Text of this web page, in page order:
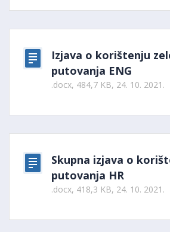
Izjava o korištenju
putovanja ENG
.docx, 484,7 KB, 24. 10. 2021.
Skupna izjava o
putovanja HR
.docx, 418,3 KB, 24. 10. 2021.